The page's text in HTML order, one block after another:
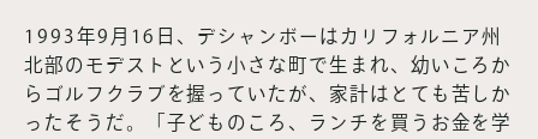
1993年9月16日、デシャンボーはカリフォルニア州
北部のモデストという小さな町で生まれ、幼いころか
らゴルフクラブを握っていたが、家計はとても苦しか
ったそうだ。「子どものころ、ランチを買うお金を学